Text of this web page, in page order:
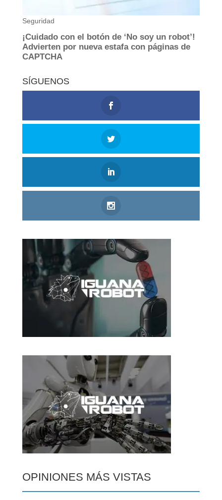
SÍGUENOS
OPINIONES MÁS VISTAS